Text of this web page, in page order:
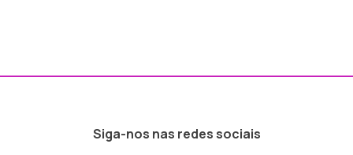
Siga-nos nas redes sociais